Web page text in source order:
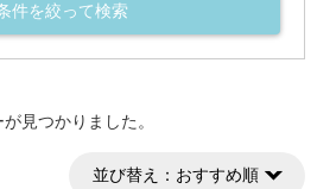
件を絞って検索
見つかりました。
並び替え： おすすめ順